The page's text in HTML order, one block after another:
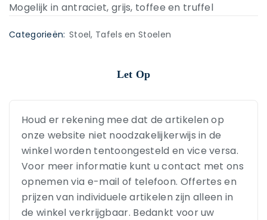
Mogelijk in antraciet, grijs, toffee en truffel
Categorieën: Stoel, Tafels en Stoelen
Let Op
Houd er rekening mee dat de artikelen op
onze website niet noodzakelijkerwijs in de
winkel worden tentoongesteld en vice versa.
Voor meer informatie kunt u contact met ons
opnemen via e-mail of telefoon. Offertes en
prijzen van individuele artikelen zijn alleen in
de winkel verkrijgbaar. Bedankt voor uw